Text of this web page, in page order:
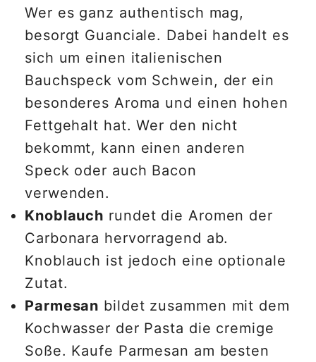
Wer es ganz authentisch mag,
besorgt Guanciale. Dabei handelt es
sich um einen italienischen
Bauchspeck vom Schwein, der ein
besonderes Aroma und einen hohen
Fettgehalt hat. Wer den nicht
bekommt, kann einen anderen
Speck oder auch Bacon
verwenden.
Knoblauch rundet die Aromen der
Carbonara hervorragend ab.
Knoblauch ist jedoch eine optionale
Zutat.
Parmesan bildet zusammen mit dem
Kochwasser der Pasta die cremige
Soße. Kaufe Parmesan am besten